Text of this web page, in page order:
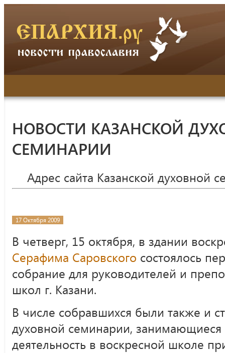
НОВОСТИ КАЗАНСКОЙ
СЕМИНАРИИ
Адрес сайта Казанской духовной
17 Октября 2009
В четверг, 15 октября, в здании
Серафима Саровского состоялось
собрание для руководителей и
школ г. Казани.
В числе собравшихся были также и
духовной семинарии, занимающиеся
деятельность в воскресной школе